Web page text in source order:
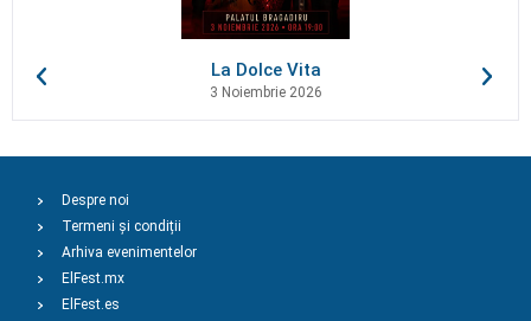
La Dolce Vita
3 Noiembrie 2026
Despre noi
Termeni și condiții
Arhiva evenimentelor
ElFest.mx
ElFest.es